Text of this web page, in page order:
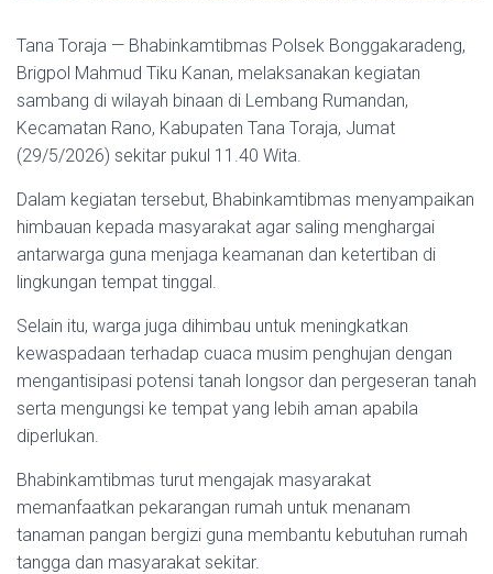
Tana Toraja — Bhabinkamtibmas Polsek Bonggakaradeng,
Brigpol Mahmud Tiku Kanan, melaksanakan kegiatan
sambang di wilayah binaan di Lembang Rumandan,
Kecamatan Rano, Kabupaten Tana Toraja, Jumat
(29/5/2026) sekitar pukul 11.40 Wita.
Dalam kegiatan tersebut, Bhabinkamtibmas menyampaikan
himbauan kepada masyarakat agar saling menghargai
antarwarga guna menjaga keamanan dan ketertiban di
lingkungan tempat tinggal.
Selain itu, warga juga dihimbau untuk meningkatkan
kewaspadaan terhadap cuaca musim penghujan dengan
mengantisipasi potensi tanah longsor dan pergeseran tanah
serta mengungsi ke tempat yang lebih aman apabila
diperlukan.
Bhabinkamtibmas turut mengajak masyarakat
memanfaatkan pekarangan rumah untuk menanam
tanaman pangan bergizi guna membantu kebutuhan rumah
tangga dan masyarakat sekitar.